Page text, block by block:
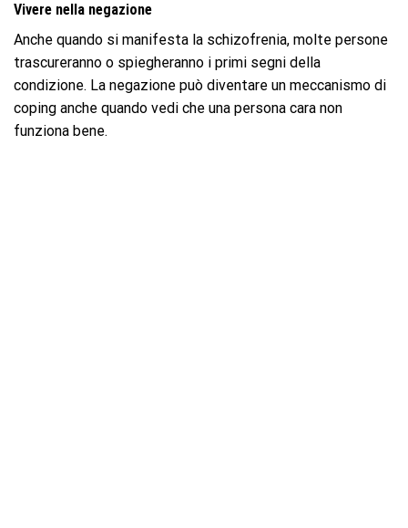
Vivere nella negazione
Anche quando si manifesta la schizofrenia, molte persone
trascureranno o spiegheranno i primi segni della
condizione. La negazione può diventare un meccanismo di
coping anche quando vedi che una persona cara non
funziona bene.